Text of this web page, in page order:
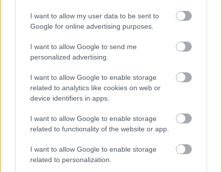
I want to allow my user data to be sent to
Google for online advertising purposes.
I want to allow Google to send me
personalized advertising.
I want to allow Google to enable storage
related to analytics like cookies on web or
device identifiers in apps.
I want to allow Google to enable storage
related to functionality of the website or app.
I want to allow Google to enable storage
related to personalization.
Arvonlisäverovelvolliseksi
ilmoittautuminen
Lähtökohtaisesti yrittäjän kannattaa aina
ilmoittautua arvonlisäverovelvolliseksi johtuen
arvonlisäveron alarajahuojennuksesta. Teoriassa
joissain tilanteissa voisi olla kannattavampaa
jättäytyä tämän ulkopuolelle. Esimerkiksi jos
ostat lapion toiselta ei
arvonlisäverovelvolliselta yrittäjältä ja myyt
halvemmalla. Lisäksi kirjanpito on hieman